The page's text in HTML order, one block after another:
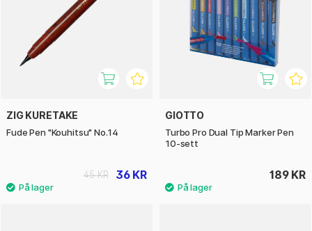
ZIG KURETAKE
Fude Pen "Kouhitsu" No.14
36 KR
45 KR
GIOTTO
Turbo Pro Dual Tip Marker Pen
10-sett
189 KR